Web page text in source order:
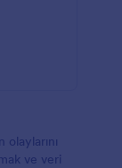
ve veri